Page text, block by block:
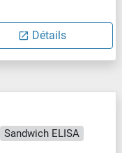
Détails
Sandwich ELISA